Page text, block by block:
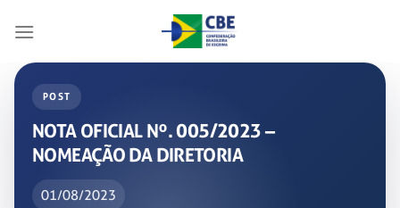
POST
NOTA OFICIAL Nº. 005/2023 –
NOMEAÇÃO DA DIRETORIA
01/08/2023